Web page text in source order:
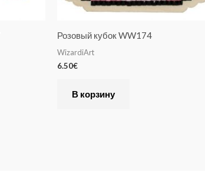
Розовый кубок WW174
WizardiArt
6.50€
В корзину